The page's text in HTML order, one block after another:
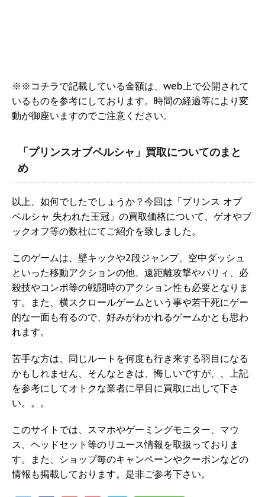
※※コチラで記載している金額は、web上で公開されて
いるものを参考にしております。時間の経過等により変
動が御座いますのでご注意ください。
「プリンスオブペルシャ」買取についてのまと
め
以上、如何でしたでしょうか？今回は「プリンス オブ
ペルシャ 失われた王冠」の買取価格について、ゲオやブ
ックオフ等の数社にてご紹介を致しました。
このゲームは、壁キックや2段ジャンプ、空中ダッシュ
といった移動アクションの他、遠距離攻撃やパリィ、必
殺技やコンボ等の戦闘時のアクション性も必要となりま
す。また、横スクロールゲームという事や若干死にゲー
的な一面も有るので、好みがわかれるゲームかとも思わ
れます。
苦手な方は、同じルートを何度も行き来する羽目になる
かもしれません、そんなときは、悔しいですが、、上記
を参考にしてオトクな業者に早目に買取に出して下さ
い。。。
このサイトでは、スマホやゲーミングモニター、マウ
ス、ヘッドセット等のリユース情報を取扱っておりま
す。また、ショップ毎のキャンペーンやクーポンなどの
情報も掲載しております。是非ご参考下さい。